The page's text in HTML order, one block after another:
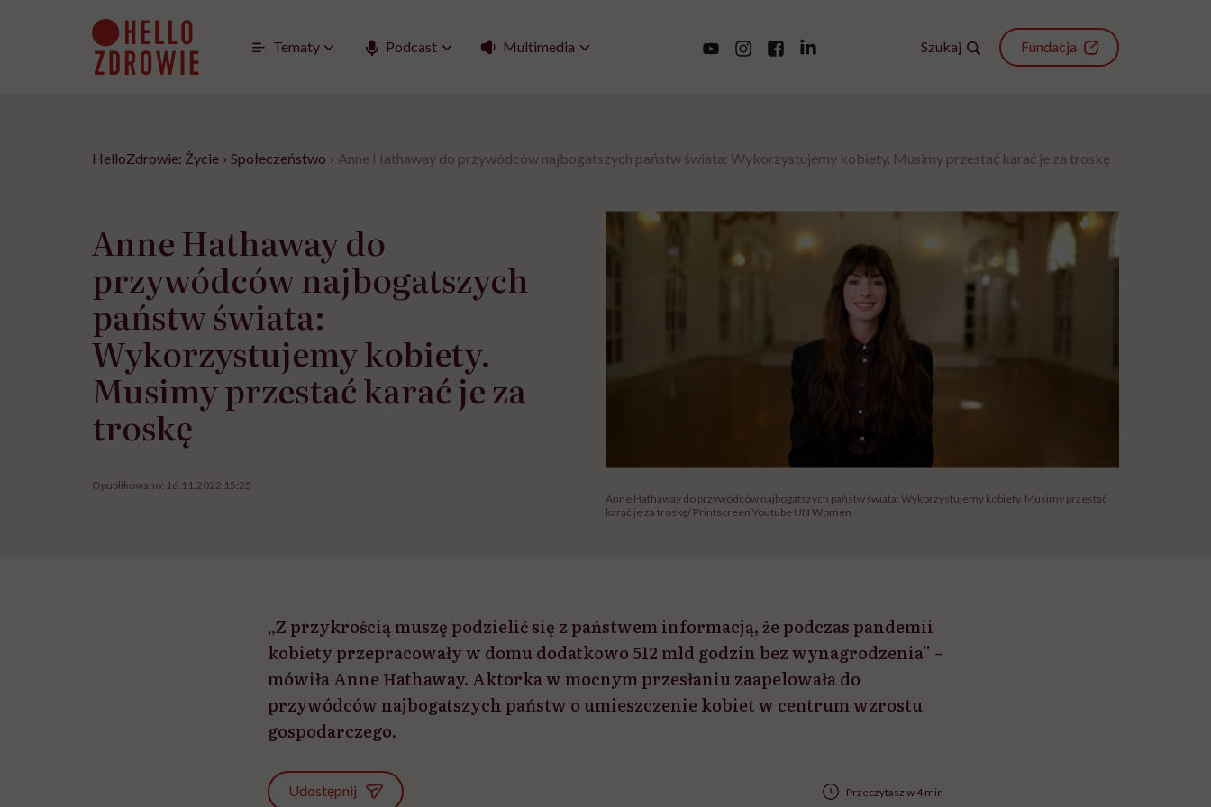
Tematy Podcast Multimedia Szukaj Fundacja
HelloZdrowie: Życie › Społeczeństwo › Anne Hathaway do przywódców najbogatszych państw świata: Wykorzystujemy kobiety. Musimy przestać karać je za troskę
Anne Hathaway do
przywódców najbogatszych
państw świata:
Wykorzystujemy kobiety.
Musimy przestać karać je za
troskę
Opublikowano: 16.11.2022 15:25
Anne Hathaway do przywódców najbogatszych państw świata: Wykorzystujemy kobiety. Musimy przestać
karać je za troskę/ Printscreen Youtube UN Women
„Z przykrością muszę podzielić się z państwem informacją, że podczas pandemii
kobiety przepracowały w domu dodatkowo 512 mld godzin bez wynagrodzenia” –
mówiła Anne Hathaway. Aktorka w mocnym przesłaniu zaapelowała do
przywódców najbogatszych państw o umieszczenie kobiet w centrum wzrostu
gospodarczego.
Udostępnij Przeczytasz w 4 min